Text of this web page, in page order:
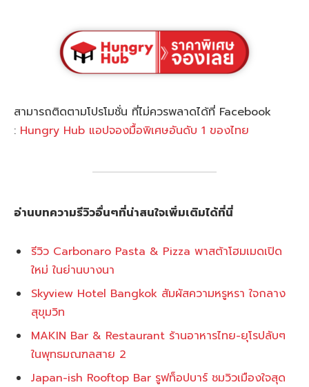
สามารถติดตามโปรโมชั่น ที่ไม่ควรพลาดได้ที่ Facebook
: Hungry Hub แอปจองมื้อพิเศษอันดับ 1 ของไทย
อ่านบทความรีวิวอื่นๆที่น่าสนใจเพิ่มเติมได้ที่นี่
รีวิว Carbonaro Pasta & Pizza พาสต้าโฮมเมดเปิด
ใหม่ ในย่านบางนา
Skyview Hotel Bangkok สัมผัสความหรูหรา ใจกลาง
สุขุมวิท
MAKIN Bar & Restaurant ร้านอาหารไทย-ยุโรปลับๆ
ในพุทธมณฑลสาย 2
Japan-ish Rooftop Bar รูฟท็อปบาร์ ชมวิวเมืองใจสุด